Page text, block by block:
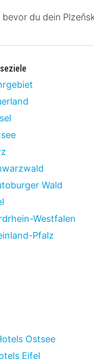
du dein
Wald
Westfalen
Pfalz
Ostsee
Eifel